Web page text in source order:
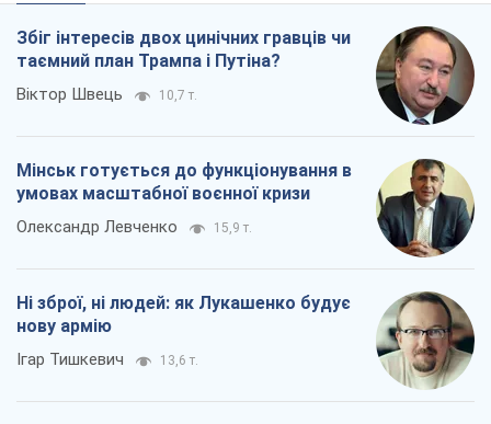
Збіг інтересів двох цинічних гравців чи
таємний план Трампа і Путіна?
Віктор Швець 10,7 т.
Мінськ готується до функціонування в
умовах масштабної воєнної кризи
Олександр Левченко 15,9 т.
Ні зброї, ні людей: як Лукашенко будує
нову армію
Ігар Тишкевич 13,6 т.